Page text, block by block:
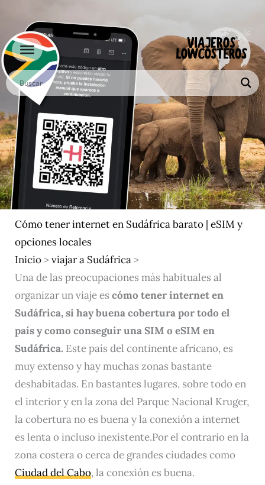
contenido
Cómo tener internet en Sudáfrica barato | eSIM y
opciones locales
Inicio>viajar a Sudáfrica>
Una de las preocupaciones más habituales al
organizar un viaje es cómo tener internet en
Sudáfrica, si hay buena cobertura por todo el
país y como conseguir una SIM o eSIM en
Sudáfrica. Este país del continente africano, es
muy extenso y hay muchas zonas bastante
deshabitadas. En bastantes lugares, sobre todo en
el interior y en la zona del Parque Nacional Kruger,
la cobertura no es buena y la conexión a internet
es lenta o incluso inexistente.Por el contrario en la
zona costera o cerca de grandes ciudades como
Ciudad del Cabo, la conexión es buena.